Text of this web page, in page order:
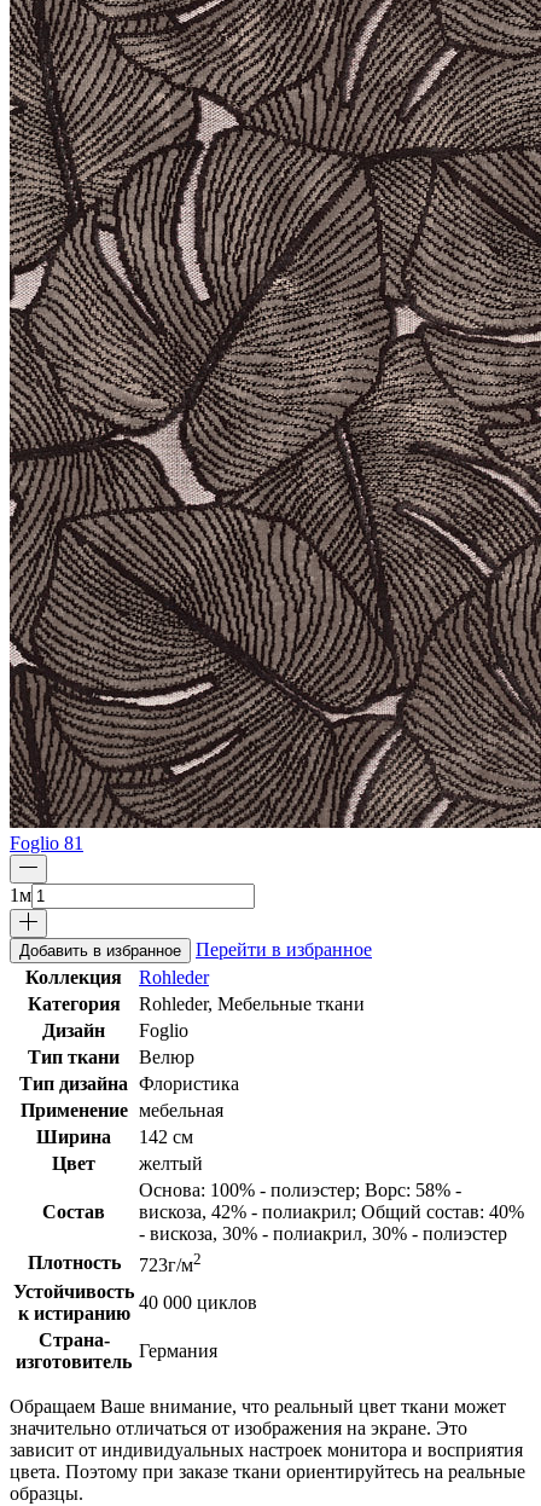
Foglio 81
1м
Добавить в избранное
Перейти в избранное
Коллекция
Rohleder
Категория
Rohleder, Мебельные ткани
Дизайн
Foglio
Тип ткани
Велюр
Тип дизайна Флористика
Применение мебельная
Ширина
142 см
Цвет
желтый
Состав
Основа: 100% - полиэстер; Ворс: 58% -
вискоза, 42% - полиакрил; Общий состав: 40%
- вискоза, 30% - полиакрил, 30% - полиэстер
Плотность
723г/м2
Устойчивость
к истиранию
40 000 циклов
Страна-
изготовитель
Германия
Обращаем Ваше внимание, что реальный цвет ткани может
значительно отличаться от изображения на экране. Это
зависит от индивидуальных настроек монитора и восприятия
цвета. Поэтому при заказе ткани ориентируйтесь на реальные
образцы.